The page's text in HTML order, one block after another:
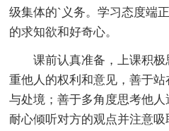
级集体的`义务。学习态度端
的求知欲和好奇心。
课前认真准备，上课积
重他人的权利和意见，善于
与处境；善于多角度思考他人
耐心倾听对方的观点并注意